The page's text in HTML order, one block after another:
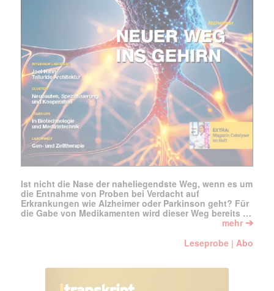
Ist nicht die Nase der naheliegendste Weg, wenn es um
die Entnahme von Proben bei Verdacht auf
Erkrankungen wie Alzheimer oder Parkinson geht? Für
die Gabe von Medikamenten wird dieser Weg bereits …
mehr ➔
Leseprobe |Abo